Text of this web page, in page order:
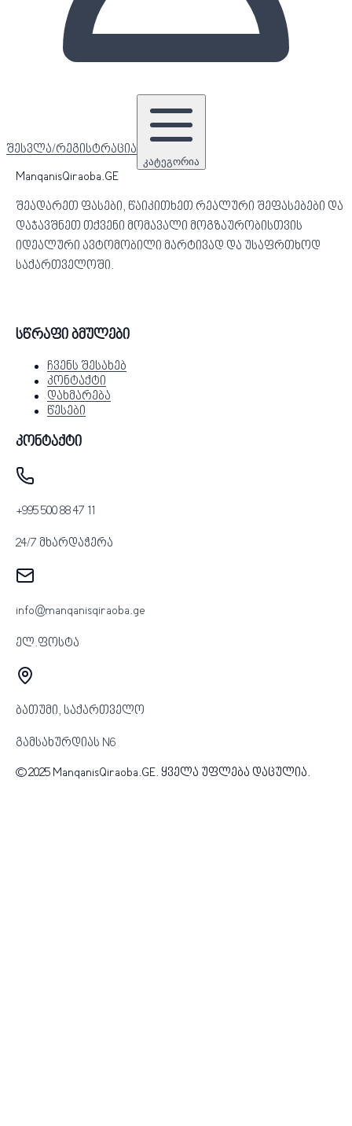
შესვლა/რეგისტრაცია
კატეგორია
ManqanisQiraoba.GE
შეადარეთ ფასები, წაიკითხეთ რეალური შეფასებები და
დაჯავშნეთ თქვენი მომავალი მოგზაურობისთვის
იდეალური ავტომობილი მარტივად და უსაფრთხოდ
საქართველოში.
სწრაფი ბმულები
ჩვენს შესახებ
კონტაქტი
დახმარება
წესები
კონტაქტი
+995 500 88 47 11
24/7 მხარდაჭერა
info@manqanisqiraoba.ge
ელ.ფოსტა
ბათუმი, საქართველო
გამსახურდიას N6
© 2025 ManqanisQiraoba.GE. ყველა უფლება დაცულია.